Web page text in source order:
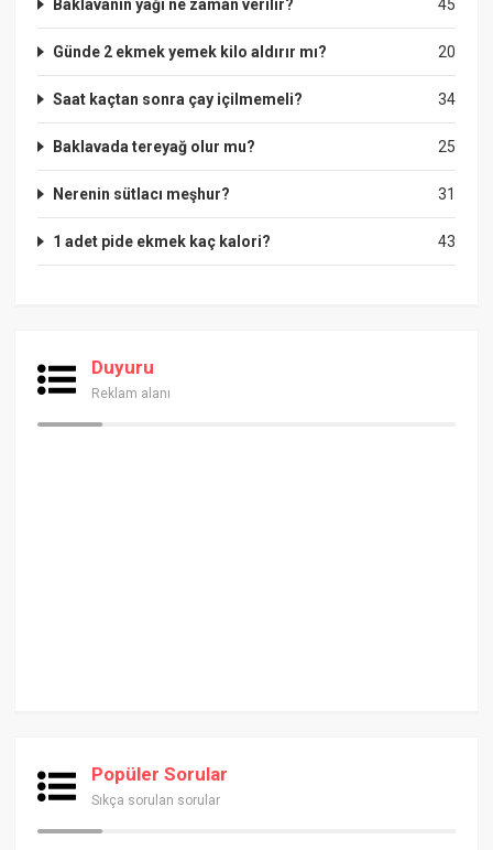
45
Baklavanın yağı ne zaman verilir?
20
Günde 2 ekmek yemek kilo aldırır mı?
34
Saat kaçtan sonra çay içilmemeli?
25
Baklavada tereyağ olur mu?
31
Nerenin sütlacı meşhur?
43
1 adet pide ekmek kaç kalori?
Duyuru
Reklam alanı
Popüler Sorular
Sıkça sorulan sorular